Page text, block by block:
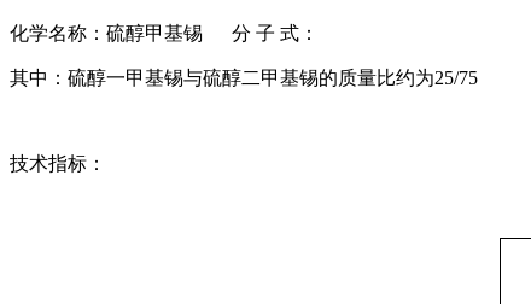
化学名称：硫醇甲基锡 分 子 式：
其中：硫醇一甲基锡与硫醇二甲基锡的质量比约为25/75
技术指标：